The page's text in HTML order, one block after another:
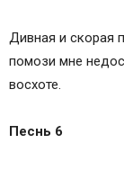
Дивная и скорая
помози мне
восхоте.
Песнь 6